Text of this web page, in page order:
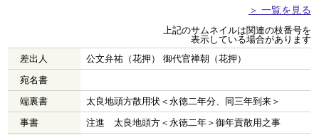
＞ 一覧を見る
上記のサムネイルは関連の枝番号を
表示している場合があります
差出人
公文弁祐（花押） 御代官禅朝（花押）
宛名書
端裏書
太良地頭方散用状＜永徳二年分、同三年到来＞
事書
注進 太良地頭方＜永徳二年＞御年貢散用之事